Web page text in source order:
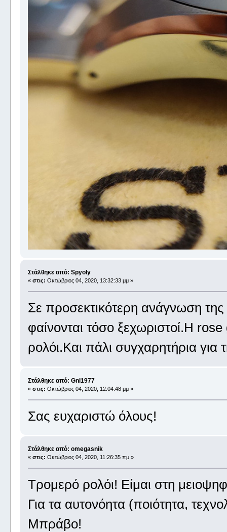
Στάλθηκε από: Spyoly
« στις: Οκτώβριος 04, 2020, 13:32:33 μμ »
Σε προσεκτικότερη ανάγνωση της
φαίνονται τόσο ξεχωριστοί.Η
ρολόι.Και πάλι συγχαρητήρια για
Στάλθηκε από: Gnl1977
« στις: Οκτώβριος 04, 2020, 12:04:48 μμ »
Σας ευχαριστώ όλους!
Στάλθηκε από: omegasnik
« στις: Οκτώβριος 04, 2020, 11:26:35 πμ »
Τρομερό ρολόι! Είμαι στη
Για τα αυτονόητα (ποιότητα,
Μπράβο!